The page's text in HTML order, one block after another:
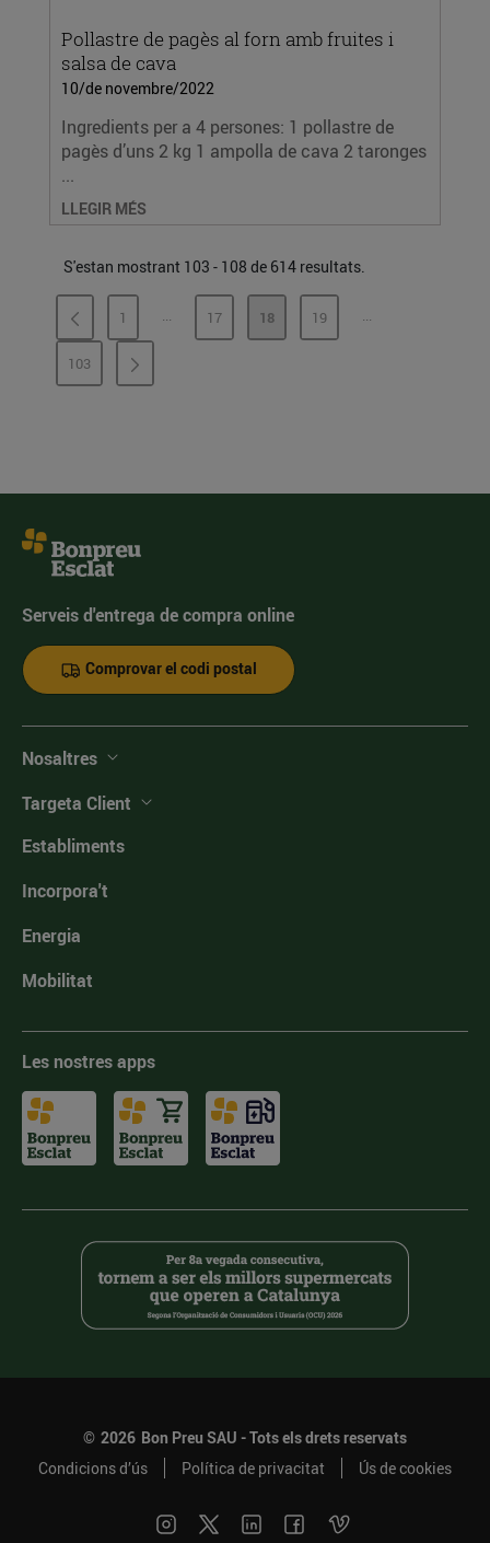
Pollastre de pagès al forn amb fruites i
salsa de cava
10/de novembre/2022
Ingredients per a 4 persones: 1 pollastre de
pagès d’uns 2 kg 1 ampolla de cava 2 taronges
...
LLEGIR MÉS
S'estan mostrant 103 - 108 de 614 resultats.
PÀGINA
1 ...PÀGINES INTERMÈDIES
PÀGINA
17 PÀGINA
18 PÀGINA
19 ...PÀGINES
PÀGINA
103
Serveis d'entrega de compra online
Comprovar el codi postal
Nosaltres
Targeta Client
Establiments
Incorpora't
Energia
Mobilitat
Les nostres apps
© 2026 Bon Preu SAU - Tots els drets reservats
Condicions d’ús
Política de privacitat Ús de cookies